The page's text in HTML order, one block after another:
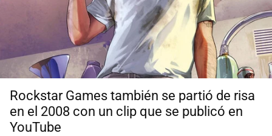
Rockstar Games también se partió de risa
en el 2008 con un clip que se publicó en
YouTube